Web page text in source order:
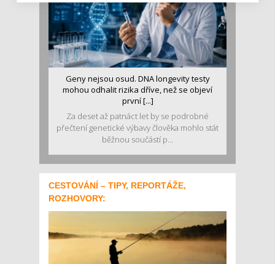
Geny nejsou osud. DNA longevity testy
mohou odhalit rizika dříve, než se objeví
první [...]
Za deset až patnáct let by se podrobné
přečtení genetické výbavy člověka mohlo stát
běžnou součástí p...
CESTOVÁNÍ – TIPY, REPORTÁŽE,
ROZHOVORY: